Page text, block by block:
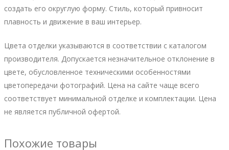
создать его округлую форму. Стиль, который привносит
плавность и движение в ваш интерьер.
Цвета отделки указываются в соответствии с каталогом
производителя. Допускается незначительное отклонение в
цвете, обусловленное техническими особенностями
цветопередачи фотографий. Цена на сайте чаще всего
соответствует минимальной отделке и комплектации. Цена
не является публичной офертой.
Похожие товары